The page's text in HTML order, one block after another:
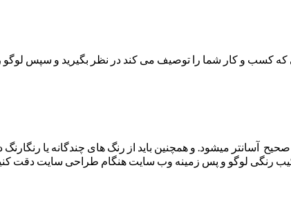
کسب و کار شما را توصیف می کند در نظر بگیرید و سپس لوگو
آسانتر میشود. و همچنین باید از رنگ های چندگانه یا
است. توجه داشته باشید که به ترکیب رنگی لوگو و پس زمینه وب سایت هنگام